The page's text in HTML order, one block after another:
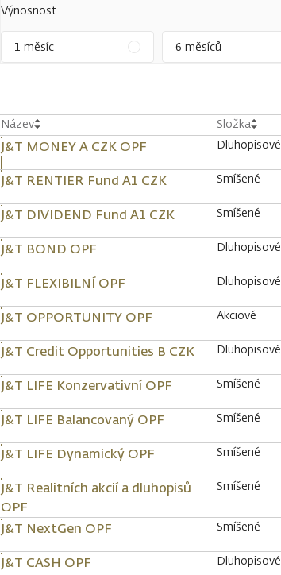
Výnosnost
1 měsíc 6 měsíců
Název Složka
J&T MONEY A CZK OPF Dluhopisové
J&T RENTIER Fund A1 CZK Smíšené
J&T DIVIDEND Fund A1 CZK Smíšené
J&T BOND OPF Dluhopisové
J&T FLEXIBILNÍ OPF Dluhopisové
J&T OPPORTUNITY OPF Akciové
J&T Credit Opportunities B CZK Dluhopisové
J&T LIFE Konzervativní OPF Smíšené
J&T LIFE Balancovaný OPF Smíšené
J&T LIFE Dynamický OPF Smíšené
J&T Realitních akcií a dluhopisů
OPF
Smíšené
J&T NextGen OPF Smíšené
J&T CASH OPF Dluhopisové